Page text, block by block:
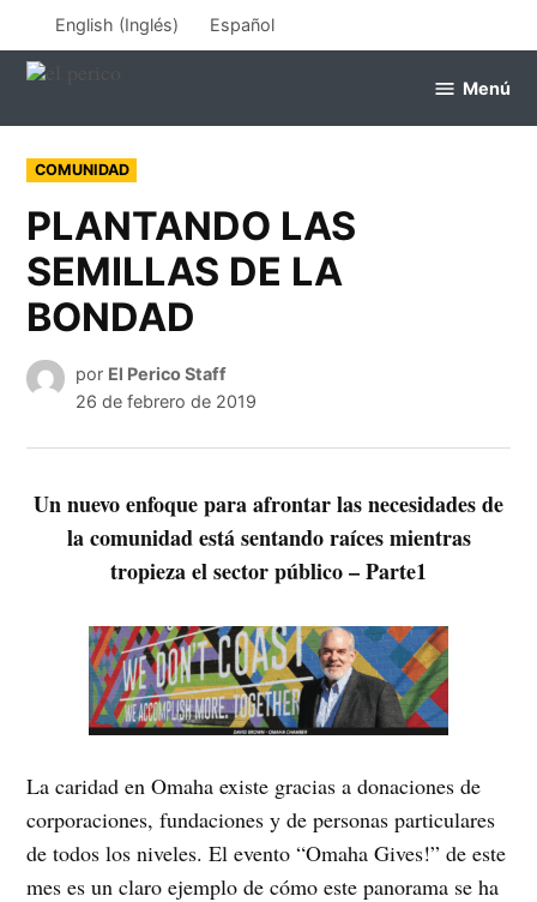
al
contenido
English (Inglés) Español
perico
Menú
PUBLICADO
EN
COMUNIDAD
PLANTANDO LAS
SEMILLAS DE LA
BONDAD
por El Perico Staff
26 de febrero de 2019
Un nuevo enfoque para afrontar las necesidades de
la comunidad está sentando raíces mientras
tropieza el sector público – Parte1
La caridad en Omaha existe gracias a donaciones de
corporaciones, fundaciones y de personas particulares
de todos los niveles. El evento “Omaha Gives!” de este
mes es un claro ejemplo de cómo este panorama se ha